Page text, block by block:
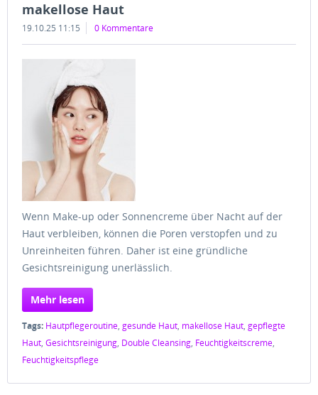
makellose Haut
19.10.25 11:15 0 Kommentare
Wenn Make-up oder Sonnencreme über Nacht auf der
Haut verbleiben, können die Poren verstopfen und zu
Unreinheiten führen. Daher ist eine gründliche
Gesichtsreinigung unerlässlich.
Mehr lesen
Tags: Hautpflegeroutine, gesunde Haut, makellose Haut, gepflegte
Haut, Gesichtsreinigung, Double Cleansing, Feuchtigkeitscreme,
Feuchtigkeitspflege